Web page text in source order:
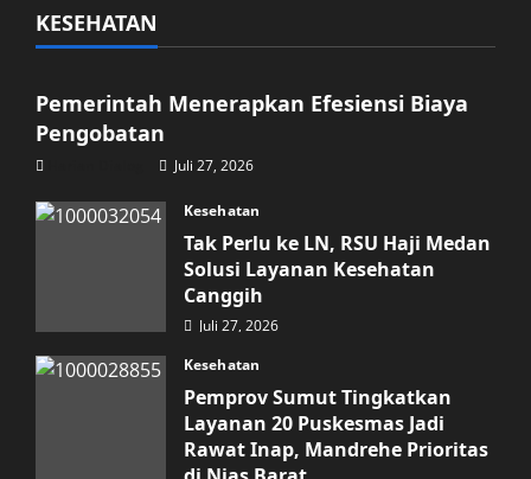
KESEHATAN
Kesehatan
Pemerintah Menerapkan Efesiensi Biaya
Pengobatan
Juli 27, 2026
Kesehatan
Tak Perlu ke LN, RSU Haji Medan
Solusi Layanan Kesehatan
Canggih
Juli 27, 2026
Kesehatan
Pemprov Sumut Tingkatkan
Layanan 20 Puskesmas Jadi
Rawat Inap, Mandrehe Prioritas